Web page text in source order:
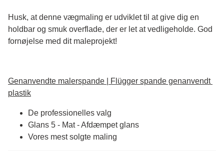
Husk, at denne vægmaling er udviklet til at give dig en
holdbar og smuk overflade, der er let at vedligeholde. God
fornøjelse med dit maleprojekt!
Genanvendte malerspande | Flügger spande genanvendt
plastik
De professionelles valg
Glans 5 - Mat - Afdæmpet glans
Vores mest solgte maling